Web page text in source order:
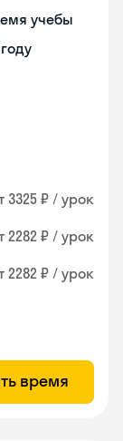
учебы
3325 ₽ / урок
2282 ₽ / урок
2282 ₽ / урок
время